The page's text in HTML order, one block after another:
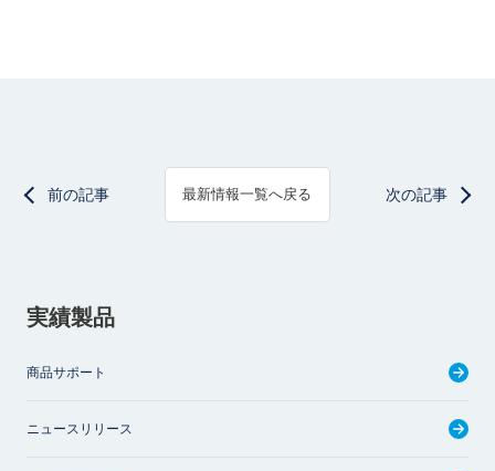
前の記事 最新情報一覧へ戻る 次の記事
実績製品
商品サポート
ニュースリリース